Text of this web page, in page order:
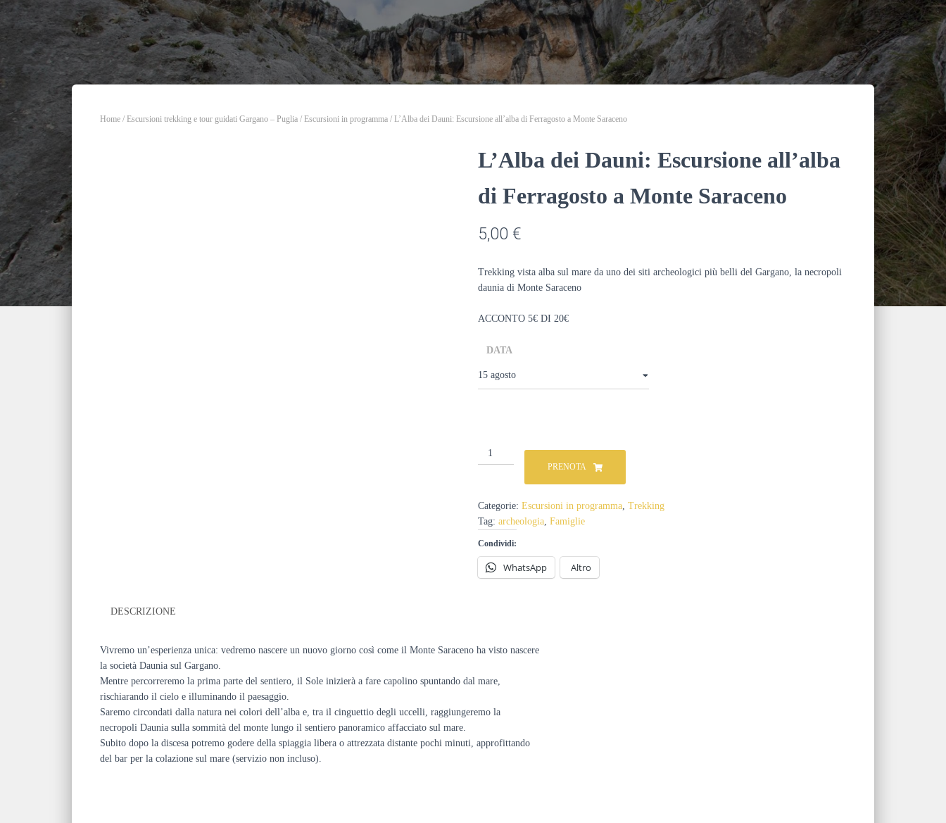
k
Home / Escursioni trekking e tour guidati Gargano – Puglia / Escursioni in programma / L’Alba dei Dauni: Escursione all’alba di Ferragosto a Monte Saraceno
L’Alba dei Dauni: Escursione all’alba
di Ferragosto a Monte Saraceno
5,00 €
Trekking vista alba sul mare da uno dei siti archeologici più belli del Gargano, la necropoli
daunia di Monte Saraceno
ACCONTO 5€ DI 20€
DATA
L’Alba
dei
all’alba
di
Ferragosto
a
Monte
Saraceno
PRENOTA
Categorie: Escursioni in programma, Trekking
Tag: archeologia, Famiglie
Condividi:
WhatsApp Altro
DESCRIZIONE
Vivremo un’esperienza unica: vedremo nascere un nuovo giorno così come il Monte Saraceno ha visto nascere
la società Daunia sul Gargano.
Mentre percorreremo la prima parte del sentiero, il Sole inizierà a fare capolino spuntando dal mare,
rischiarando il cielo e illuminando il paesaggio.
Saremo circondati dalla natura nei colori dell’alba e, tra il cinguettio degli uccelli, raggiungeremo la
necropoli Daunia sulla sommità del monte lungo il sentiero panoramico affacciato sul mare.
Subito dopo la discesa potremo godere della spiaggia libera o attrezzata distante pochi minuti, approfittando
del bar per la colazione sul mare (servizio non incluso).